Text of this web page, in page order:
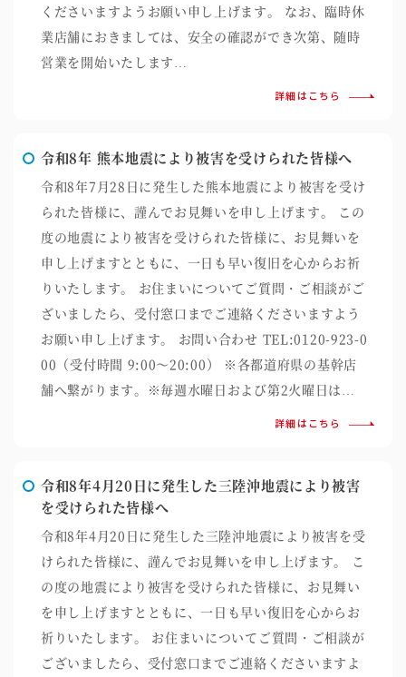
くださいますようお願い申し上げます。 なお、臨時休
業店舗におきましては、安全の確認ができ次第、随時
営業を開始いたします…
詳細はこちら
令和8年 熊本地震により被害を受けられた皆様へ
令和8年7月28日に発生した熊本地震により被害を受け
られた皆様に、謹んでお見舞いを申し上げます。 この
度の地震により被害を受けられた皆様に、お見舞いを
申し上げますとともに、一日も早い復旧を心からお祈
りいたします。 お住まいについてご質問・ご相談がご
ざいましたら、受付窓口までご連絡くださいますよう
お願い申し上げます。 お問い合わせ TEL:0120-923-0
00（受付時間 9:00～20:00） ※各都道府県の基幹店
舗へ繋がります。※毎週水曜日および第2火曜日は…
詳細はこちら
令和8年4月20日に発生した三陸沖地震により被害
を受けられた皆様へ
令和8年4月20日に発生した三陸沖地震により被害を受
けられた皆様に、謹んでお見舞いを申し上げます。 こ
の度の地震により被害を受けられた皆様に、お見舞い
を申し上げますとともに、一日も早い復旧を心からお
祈りいたします。 お住まいについてご質問・ご相談が
ございましたら、受付窓口までご連絡くださいますよ